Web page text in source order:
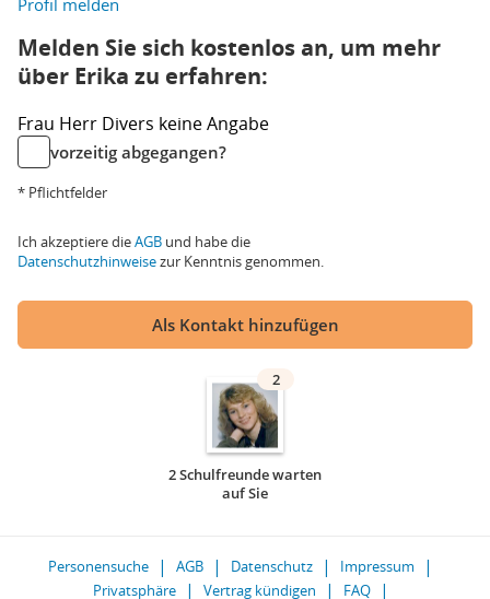
Profil melden
Melden Sie sich kostenlos an, um mehr
über Erika zu erfahren:
Frau Herr Divers keine Angabe
vorzeitig abgegangen?
* Pflichtfelder
Ich akzeptiere dieAGB und habe die
Datenschutzhinweisezur Kenntnis genommen.
Als Kontakt hinzufügen
2
2 Schulfreunde warten
auf Sie
Personensuche AGB Datenschutz
Impressum
Privatsphäre
Vertrag kündigen FAQ